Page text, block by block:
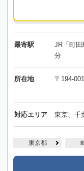
最寄駅
JR「町
分
所在地 〒194-
対応エリア 東京、千
東京都